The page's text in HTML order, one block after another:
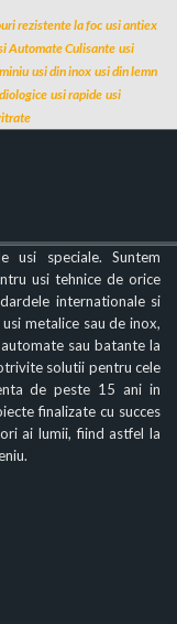
rezistente la focusi antiex
Automate Culisante usi
usi din inox usi din lemn
usi rapide usi
usi speciale. Suntem
usi tehnice de orice
internationale si
metalice sau de inox,
sau batante la
solutii pentru cele
de peste 15 ani in
finalizate cu succes
ai lumii, fiind astfel la